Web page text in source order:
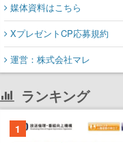
媒体資料はこちら
XプレゼントCP応募規約
運営：株式会社マレ
ランキング
1